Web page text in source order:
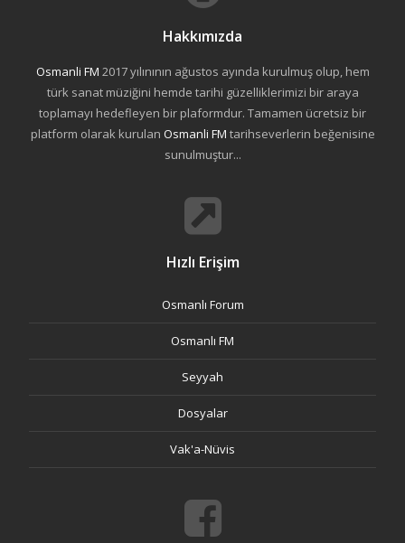
Hakkımızda
Osmanli FM 2017 yılınının ağustos ayında kurulmuş olup, hem
türk sanat müziğini hemde tarihi güzelliklerimizi bir araya
toplamayı hedefleyen bir plaformdur. Tamamen ücretsiz bir
platform olarak kurulan Osmanli FM tarihseverlerin beğenisine
sunulmuştur...
Hızlı Erişim
Osmanlı Forum
Osmanlı FM
Seyyah
Dosyalar
Vak'a-Nüvis